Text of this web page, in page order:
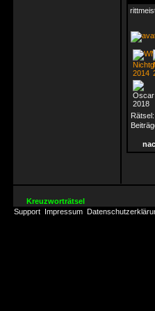
Rätsel:
Kreuzworträtsel
Support Impressum